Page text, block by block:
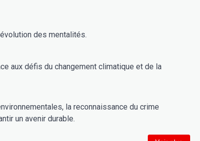
des mentalités.
aux défis du changement climatique et de la
la reconnaissance du crime
un avenir durable.